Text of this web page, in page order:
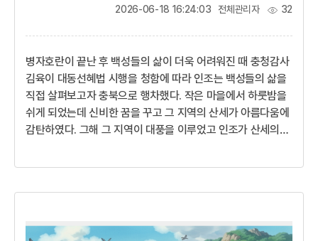
전체관리자 32
병자호란이 끝난 후 백성들의 삶이 더욱 어려워진 때 충청감사
김육이 대동선혜법 시행을 청함에 따라 인조는 백성들의 삶을
직접 살펴보고자 충북으로 행차했다. 작은 마을에서 하룻밤을
쉬게 되었는데 신비한 꿈을 꾸고 그 지역의 산세가 아름다움에
감탄하였다. 그해 그 지역이 대풍을 이루었고 인조가 산세의
황폐해진 민초들의 삶병자호란이 끝난 후 인조는 더욱 말이
2026-06-18 16:24:03